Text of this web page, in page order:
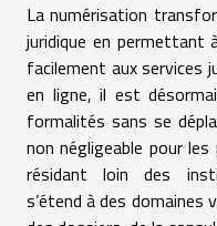
La numérisation
juridique en permettant
facilement aux services
en ligne, il est
formalités sans se
non négligeable pour
résidant loin des
s’étend à des domaines